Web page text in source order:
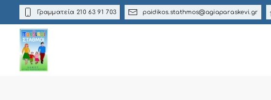
Skip to main content
Γραμματεία 210 63 91 703 paidikos.stathmos@agiaparaskevi.gr